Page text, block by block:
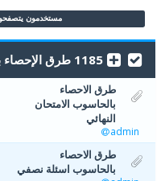
مستخدمون يتصفحون
1185 طرق الإحصاء بالحاسوب
طرق الاحصاء
بالحاسوب الامتحان
النهائي
admin
طرق الاحصاء
بالحاسوب اسئلة نصفي